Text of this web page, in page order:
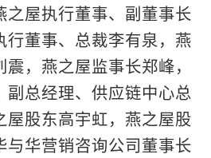
之屋执行董事、副董事长
行董事、总裁李有泉，燕
，燕之屋监事长郑峰，
副总经理、供应链中心总
屋股东高宇虹，燕之屋股
与华营销咨询公司董事长